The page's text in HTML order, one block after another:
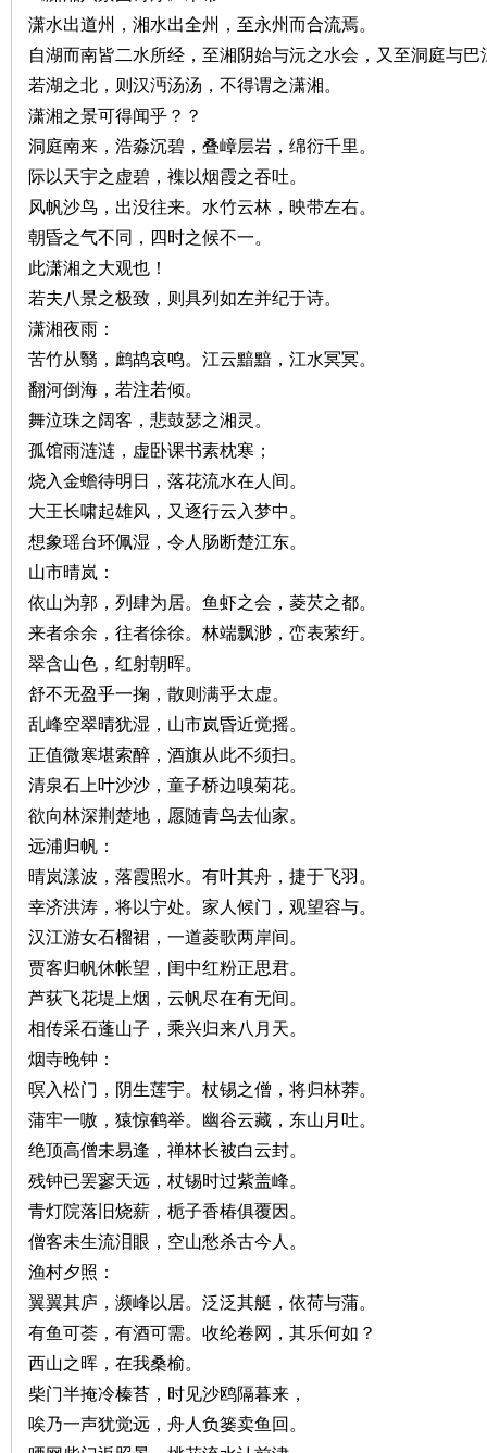
潇水出道州，湘水出全州，至永州而合流焉。
自湖而南皆二水所经，至湘阴始与沅之水会，又至洞庭与
若湖之北，则汉沔汤汤，不得谓之潇湘。
潇湘之景可得闻乎？？
洞庭南来，浩淼沉碧，叠嶂层岩，绵衍千里。
际以天宇之虚碧，襍以烟霞之吞吐。
风帆沙鸟，出没往来。水竹云林，映带左右。
朝昏之气不同，四时之候不一。
此潇湘之大观也！
若夫八景之极致，则具列如左并纪于诗。
潇湘夜雨：
苦竹从翳，鹧鸪哀鸣。江云黯黯，江水冥冥。
翻河倒海，若注若倾。
舞泣珠之阔客，悲鼓瑟之湘灵。
孤馆雨涟涟，虚卧课书素枕寒；
烧入金蟾待明日，落花流水在人间。
大王长啸起雄风，又逐行云入梦中。
想象瑶台环佩湿，令人肠断楚江东。
山市晴岚：
依山为郭，列肆为居。鱼虾之会，菱芡之都。
来者余余，往者徐徐。林端飘渺，峦表萦纡。
翠含山色，红射朝晖。
舒不无盈乎一掬，散则满乎太虚。
乱峰空翠晴犹湿，山市岚昏近觉摇。
正值微寒堪索醉，酒旗从此不须扫。
清泉石上叶沙沙，童子桥边嗅菊花。
欲向林深荆楚地，愿随青鸟去仙家。
远浦归帆：
晴岚漾波，落霞照水。有叶其舟，捷于飞羽。
幸济洪涛，将以宁处。家人候门，观望容与。
汉江游女石榴裙，一道菱歌两岸间。
贾客归帆休帐望，闺中红粉正思君。
芦荻飞花堤上烟，云帆尽在有无间。
相传采石蓬山子，乘兴归来八月天。
烟寺晚钟：
暝入松门，阴生莲宇。杖锡之僧，将归林莽。
蒲牢一嗷，猿惊鹤举。幽谷云藏，东山月吐。
绝顶高僧未易逢，禅林长被白云封。
残钟已罢寥天远，杖锡时过紫盖峰。
青灯院落旧烧薪，栀子香椿俱覆因。
僧客未生流泪眼，空山愁杀古今人。
渔村夕照：
翼翼其庐，濒峰以居。泛泛其艇，依荷与蒲。
有鱼可荟，有酒可需。收纶卷网，其乐何如？
西山之晖，在我桑榆。
柴门半掩冷榛苔，时见沙鸥隔暮来，
唉乃一声犹觉远，舟人负篓卖鱼回。